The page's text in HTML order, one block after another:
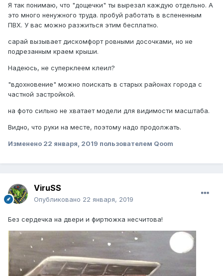
Я так понимаю, что "дощечки" ты вырезал каждую отдельно. А
это много ненужного труда. пробуй работать в вспененным
ПВХ. У вас можно разжиться этим бесплатно.
сарай вызывает дискомфорт ровными досочками, но не
подрезанным краем крыши.
Надеюсь, не суперклеем клеил?
"вдохновение" можно поискать в старых районах города с
частной застройкой.
на фото сильно не хватает модели для видимости масштаба.
Видно, что руки на месте, поэтому надо продолжать.
Изменено 22 января, 2019 пользователем Qoom
ViruSS
Опубликовано 22 января, 2019
Без сердечка на двери и фиртюжка несчитова!